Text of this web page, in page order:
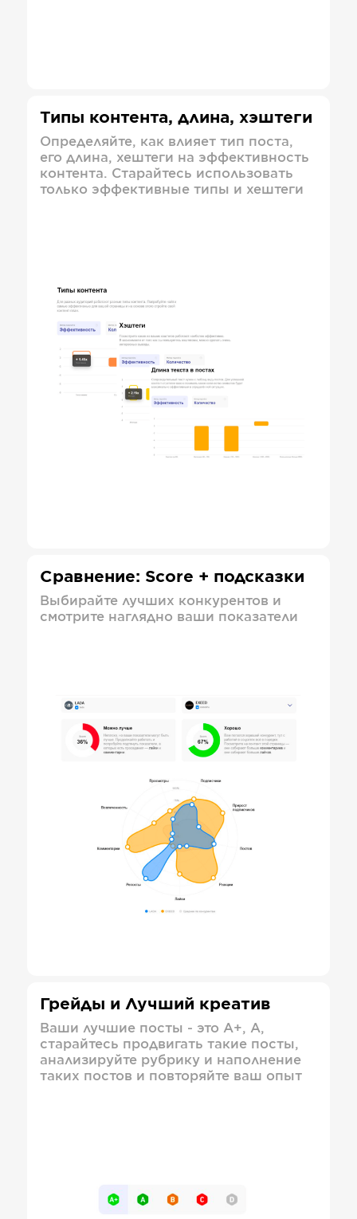
Типы контента, длина, хэштеги
Определяйте, как влияет тип поста,
его длина, хештеги на эффективность
контента. Старайтесь использовать
только эффективные типы и хештеги
Сравнение: Score + подсказки
Выбирайте лучших конкурентов и
смотрите наглядно ваши показатели
Грейды и Лучший креатив
Ваши лучшие посты - это А+, А,
старайтесь продвигать такие посты,
анализируйте рубрику и наполнение
таких постов и повторяйте ваш опыт